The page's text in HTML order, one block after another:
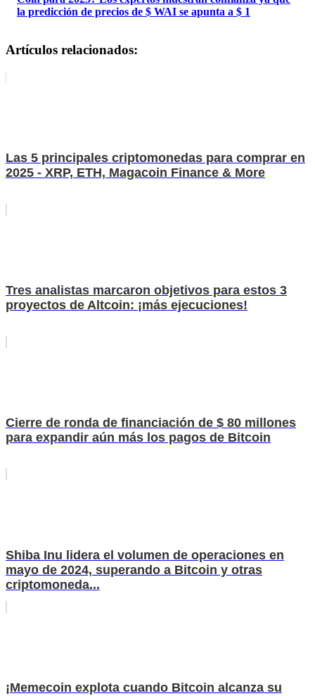
la predicción de precios de $ WAI se apunta a $ 1
Artículos relacionados:
Las 5 principales criptomonedas para comprar en
2025 - XRP, ETH, Magacoin Finance & More
Tres analistas marcaron objetivos para estos 3
proyectos de Altcoin: ¡más ejecuciones!
Cierre de ronda de financiación de $ 80 millones
para expandir aún más los pagos de Bitcoin
Shiba Inu lidera el volumen de operaciones en
mayo de 2024, superando a Bitcoin y otras
criptomoneda...
¡Memecoin explota cuando Bitcoin alcanza su